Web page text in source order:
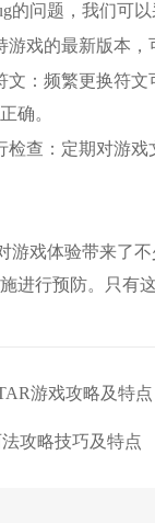
的问题，我们可
游戏的最新版本
文：频繁更换符
确。
检查：定期对游
游戏体验带来了
进行预防。只有
游戏攻略及特点
攻略技巧及特点